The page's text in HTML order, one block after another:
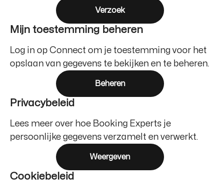
Verzoek
Mijn toestemming beheren
Log in op Connect om je toestemming voor het
opslaan van gegevens te bekijken en te beheren.
Beheren
Privacybeleid
Lees meer over hoe Booking Experts je
persoonlijke gegevens verzamelt en verwerkt.
Weergeven
Cookiebeleid